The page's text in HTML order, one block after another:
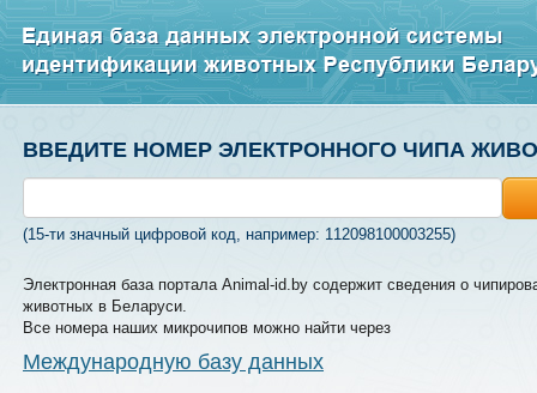
ВВЕДИТЕ НОМЕР ЭЛЕКТРОННОГО ЧИПА
(15-ти значный цифровой код, например: 112098100003255)
Электронная база портала Animal-id.by содержит сведения о
животных в Беларуси.
Все номера наших микрочипов можно найти через
Международную базу данных